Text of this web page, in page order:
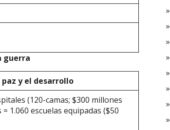
guerra
paz y el desarrollo
(120-camas; $300 millones
1.060 escuelas equipadas ($50